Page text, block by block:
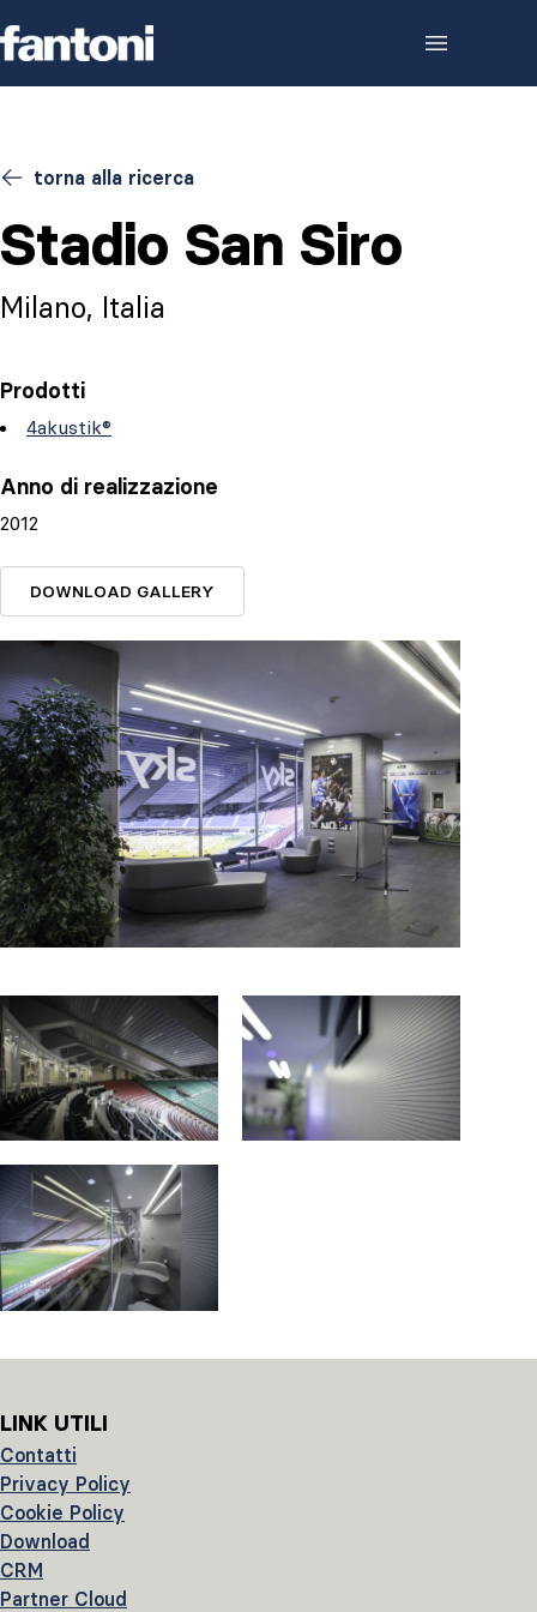
torna alla ricerca
Stadio San Siro
Milano, Italia
Prodotti
4akustik®
Anno di realizzazione
2012
DOWNLOAD GALLERY
LINK UTILI
Contatti
Privacy Policy
Cookie Policy
Download
CRM
Partner Cloud